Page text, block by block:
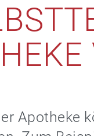
Apotheke